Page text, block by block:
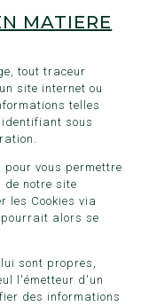
MATIERE
tout traceur
site internet ou
telles
sous
pour vous permettre
de notre site
les Cookies via
alors se
lui sont propres,
l'émetteur d'un
des informations